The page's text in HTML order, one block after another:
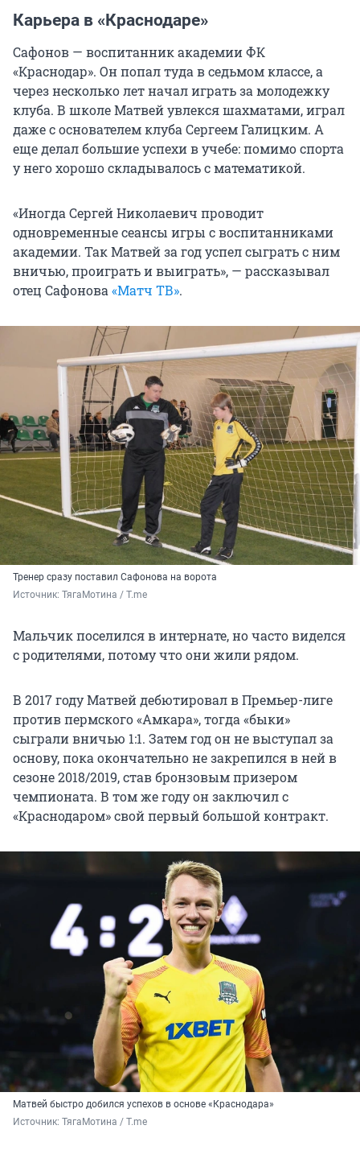
Карьера в «Краснодаре»
Сафонов — воспитанник академии ФК
«Краснодар». Он попал туда в седьмом классе, а
через несколько лет начал играть за молодежку
клуба. В школе Матвей увлекся шахматами, играл
даже с основателем клуба Сергеем Галицким. А
еще делал большие успехи в учебе: помимо спорта
у него хорошо складывалось с математикой.
«Иногда Сергей Николаевич проводит
одновременные сеансы игры с воспитанниками
академии. Так Матвей за год успел сыграть с ним
вничью, проиграть и выиграть», — рассказывал
отец Сафонова «Матч ТВ».
Тренер сразу поставил Сафонова на ворота
Источник: ТягаМотина / T.me
Мальчик поселился в интернате, но часто виделся
с родителями, потому что они жили рядом.
В 2017 году Матвей дебютировал в Премьер-лиге
против пермского «Амкара», тогда «быки»
сыграли вничью 1:1. Затем год он не выступал за
основу, пока окончательно не закрепился в ней в
сезоне 2018/2019, став бронзовым призером
чемпионата. В том же году он заключил с
«Краснодаром» свой первый большой контракт.
Матвей быстро добился успехов в основе «Краснодара»
Источник: ТягаМотина / T.me